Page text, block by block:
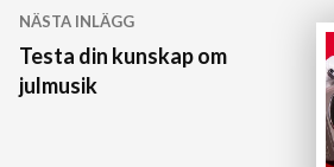
NÄSTA INLÄGG
Testa din kunskap om
julmusik